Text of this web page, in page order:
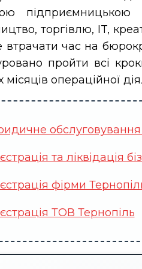
торгівлю, IT,
час на
пройти всі
операційної
обслуговування
та ліквідація
фірми
ТОВ Тернопіль